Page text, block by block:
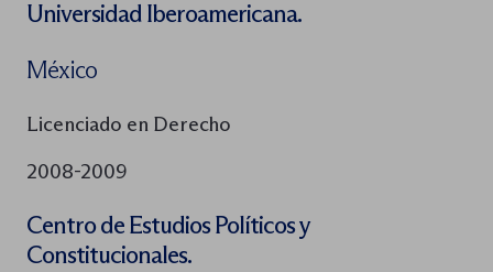
Universidad Iberoamericana.
México
Licenciado en Derecho
2008-2009
Centro de Estudios Políticos y
Constitucionales.